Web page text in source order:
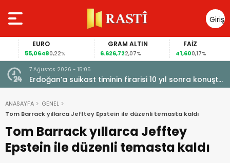
Giriş
Yap
EURO
55,06480,22%
GRAM ALTIN
6.626,722,07%
FAİZ
41,600,17%
7 Ağustos 2026 - 15:05
Erdoğan’a suikast timinin firarisi 10 yıl sonra konuştu:
Gömüldüğü öne sürülen silahlar için Marmaris’te
kazı başladı
ANASAYFA
GENEL
Tom Barrack yıllarca Jefftey Epstein ile düzenli temasta kaldı
Tom Barrack yıllarca Jefftey
Epstein ile düzenli temasta kaldı